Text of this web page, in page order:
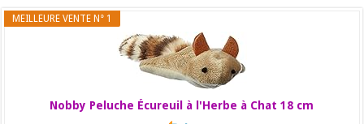
MEILLEURE VENTE N° 1
Nobby Peluche Écureuil à l'Herbe à Chat 18 cm